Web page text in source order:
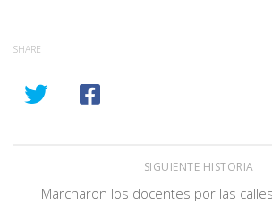
SHARE
SIGUIENTE HISTORIA
Marcharon los docentes por las